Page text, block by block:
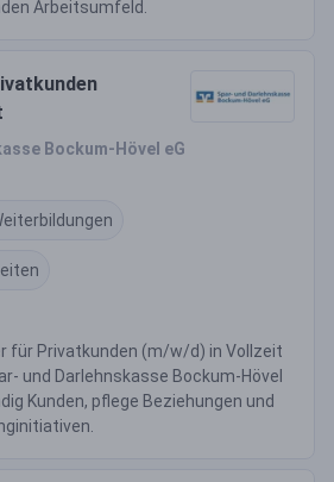
Arbeitsumfeld.
Bockum-Hövel eG
für Privatkunden (m/w/d) in Vollzeit
und Darlehnskasse Bockum-Hövel
Kunden, pflege Beziehungen und